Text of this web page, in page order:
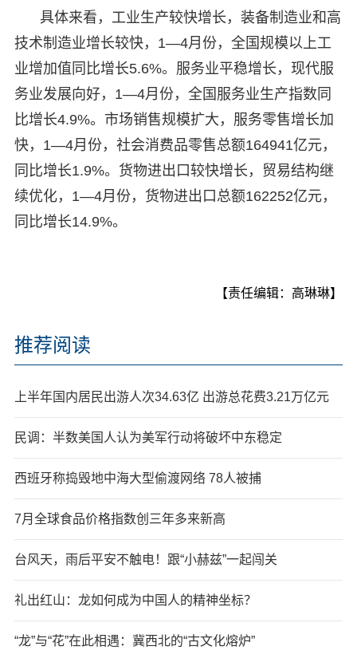
具体来看，工业生产较快增长，装备制造业和高
技术制造业增长较快，1—4月份，全国规模以上工
业增加值同比增长5.6%。服务业平稳增长，现代服
务业发展向好，1—4月份，全国服务业生产指数同
比增长4.9%。市场销售规模扩大，服务零售增长加
快，1—4月份，社会消费品零售总额164941亿元，
同比增长1.9%。货物进出口较快增长，贸易结构继
续优化，1—4月份，货物进出口总额162252亿元，
同比增长14.9%。
【责任编辑：高琳琳】
推荐阅读
上半年国内居民出游人次34.63亿 出游总花费3.21万亿元
民调：半数美国人认为美军行动将破坏中东稳定
西班牙称捣毁地中海大型偷渡网络 78人被捕
7月全球食品价格指数创三年多来新高
台风天，雨后平安不触电！跟“小赫兹”一起闯关
礼出红山：龙如何成为中国人的精神坐标？
“龙”与“花”在此相遇：冀西北的“古文化熔炉”